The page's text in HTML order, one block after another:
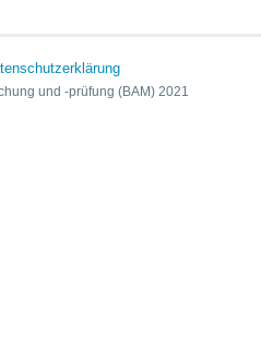
und -prüfung (BAM) 2021